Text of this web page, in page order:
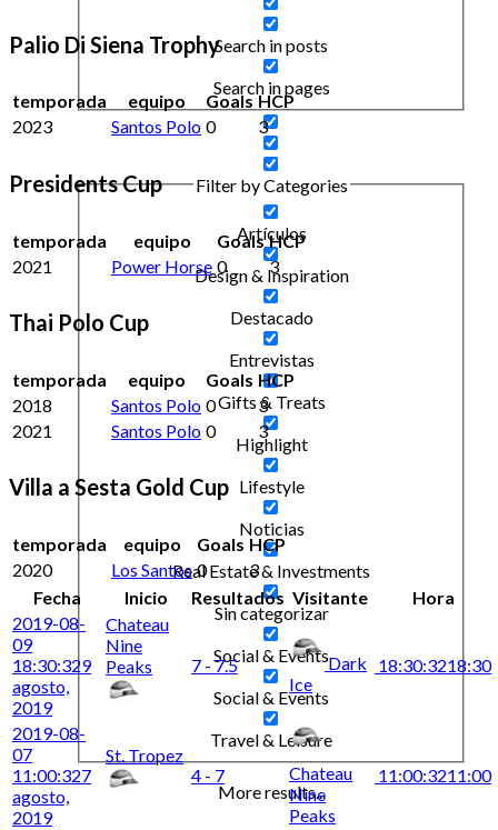
Search in posts
Search in pages
Filter by Categories
Artículos
Design & Inspiration
Destacado
Entrevistas
Gifts & Treats
Highlight
Lifestyle
Noticias
Real Estate & Investments
Sin categorizar
Social & Events
Social & Events
Travel & Leisure
More results...
Palio Di Siena Trophy
temporada equipo Goals HCP
2023
Santos Polo 0 3
Presidents Cup
temporada equipo Goals HCP
2021
Power Horse 0 3
Thai Polo Cup
temporada equipo Goals HCP
2018
Santos Polo 0
3
2021
Santos Polo 0 3
Villa a Sesta Gold Cup
temporada equipo Goals HCP
2020
Los Santos 0
3
Fecha
Inicio Resultados Visitante
Hora
2019-08-
09
18:30:329
agosto,
2019
Chateau
Nine
Peaks
7 - 7.5
Dark
Ice
18:30:3218:30
2019-08-
07
11:00:327
agosto,
2019
St. Tropez
4 - 7
Chateau
Nine
Peaks
11:00:3211:00